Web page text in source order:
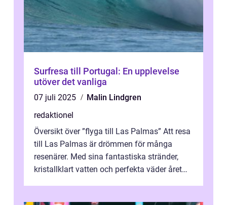
Surfresa till Portugal: En upplevelse
utöver det vanliga
07 juli 2025
Malin Lindgren
redaktionel
Översikt över ”flyga till Las Palmas” Att resa
till Las Palmas är drömmen för många
resenärer. Med sina fantastiska stränder,
kristallklart vatten och perfekta väder året